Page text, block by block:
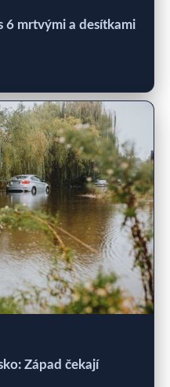
6 mrtvými a desítkami
Západ čekají